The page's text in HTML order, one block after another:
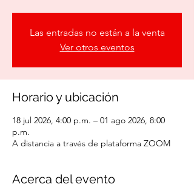
Las entradas no están a la venta
Ver otros eventos
Horario y ubicación
18 jul 2026, 4:00 p.m. – 01 ago 2026, 8:00
p.m.
A distancia a través de plataforma ZOOM
Acerca del evento